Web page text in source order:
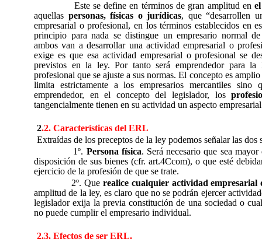
Este se define en términos de gran amplitud en
aquellas personas, físicas o jurídicas, que “desarrollen
empresarial o profesional, en los términos establecidos en
principio para nada se distingue un empresario normal
ambos van a desarrollar una actividad empresarial o
exige es que esa actividad empresarial o profesional se
previstos en la ley. Por tanto será emprendedor para
profesional que se ajuste a sus normas. El concepto es
limita estrictamente a los empresarios mercantiles sino
emprendedor, en el concepto del legislador, los
tangencialmente tienen en su actividad un aspecto
2.2. Características del ERL
Extraídas de los preceptos de la ley podemos señalar las dos
1º. Persona física. Será necesario que sea
disposición de sus bienes (cfr. art.4Ccom), o que esté
ejercicio de la profesión de que se trate.
2º. Que realice cualquier actividad empresarial
amplitud de la ley, es claro que no se podrán ejercer
legislador exija la previa constitución de una sociedad o
no puede cumplir el empresario individual.
2.3. Efectos de ser ERL.